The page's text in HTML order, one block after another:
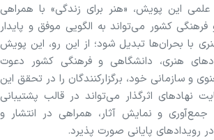
این پویش، «هنر برای زندگی» با همراهی
کشور می‌تواند به الگویی موفق و پایدار
با بحران‌ها تبدیل شود؛ از این رو، این پویش
هنری، دانشگاهی و فرهنگی کشور دعوت
و سازمانی خود، برگزارکنندگان را در تحقق این
نهادهای اثرگذار می‌تواند در قالب پشتیبانی
و نمایش آثار، همراهی در انتشار و
رویدادهای پایانی صورت پذیرد.